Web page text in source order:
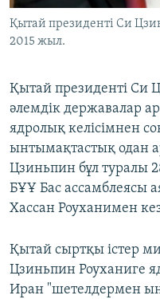
Басқа тілдерде
Қытай президенті Си
2015 жыл.
Қытай президенті Си
әлемдік державалар
ядролық келісімнен
ынтымақтастық одан
Цзиньпин бұл туралы
БҰҰ Бас ассамблеясы
Хассан Роуханимен
Қытай сыртқы істер
Цзиньпин Роуханиге
Иран "шетелдермен